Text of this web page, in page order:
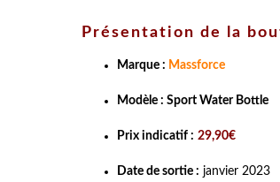
Présentation de la
Marque : Massforce
Modèle : Sport Water Bottle
Prix indicatif : 29,90€
Date de sortie : janvier 2023